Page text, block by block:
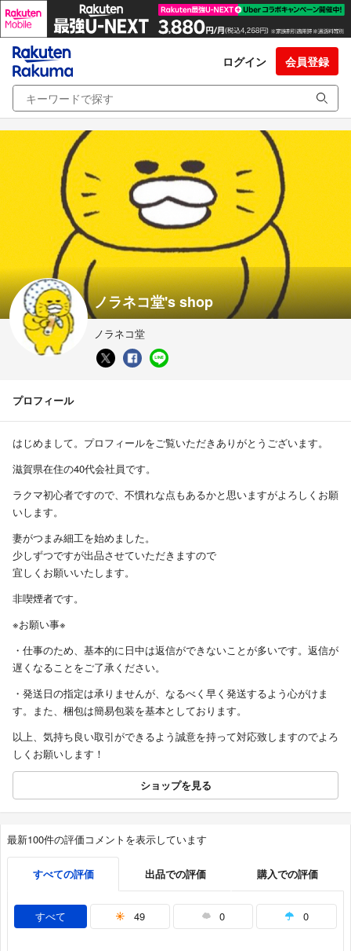
ログイン 会員登録
ノラネコ堂's shop
ノラネコ堂
プロフィール
はじめまして。プロフィールをご覧いただきありがとうございます。
滋賀県在住の40代会社員です。
ラクマ初心者ですので、不慣れな点もあるかと思いますがよろしくお願
いします。
妻がつまみ細工を始めました。
少しずつですが出品させていただきますので
宜しくお願いいたします。
非喫煙者です。
※お願い事※
・仕事のため、基本的に日中は返信ができないことが多いです。返信が
遅くなることをご了承ください。
・発送日の指定は承りませんが、なるべく早く発送するよう心がけま
す。また、梱包は簡易包装を基本としております。
以上、気持ち良い取引ができるよう誠意を持って対応致しますのでよろ
しくお願いします！
ショップを見る
最新100件の評価コメントを表示しています
すべての評価 出品での評価 購入での評価
すべて 49 0 0